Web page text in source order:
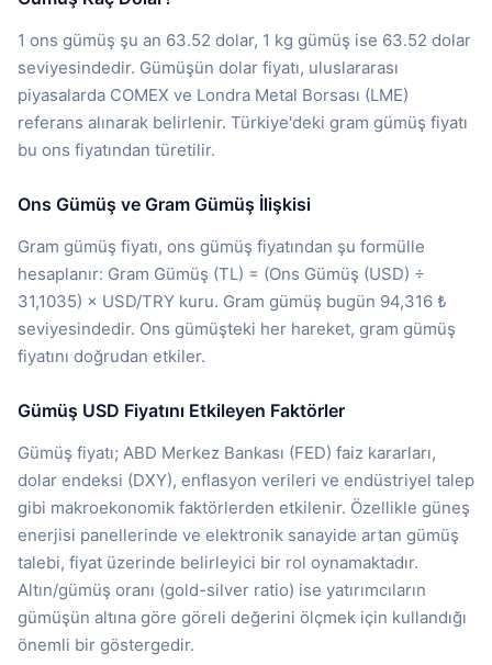
1 ons gümüş şu an 63.52 dolar, 1 kg gümüş ise 63.52 dolar
seviyesindedir. Gümüşün dolar fiyatı, uluslararası
piyasalarda COMEX ve Londra Metal Borsası (LME)
referans alınarak belirlenir. Türkiye'deki gram gümüş fiyatı
bu ons fiyatından türetilir.
Ons Gümüş ve Gram Gümüş İlişkisi
Gram gümüş fiyatı, ons gümüş fiyatından şu formülle
hesaplanır: Gram Gümüş (TL) = (Ons Gümüş (USD) ÷
31,1035) × USD/TRY kuru. Gram gümüş bugün 94,316 ₺
seviyesindedir. Ons gümüşteki her hareket, gram gümüş
fiyatını doğrudan etkiler.
Gümüş USD Fiyatını Etkileyen Faktörler
Gümüş fiyatı; ABD Merkez Bankası (FED) faiz kararları,
dolar endeksi (DXY), enflasyon verileri ve endüstriyel talep
gibi makroekonomik faktörlerden etkilenir. Özellikle güneş
enerjisi panellerinde ve elektronik sanayide artan gümüş
talebi, fiyat üzerinde belirleyici bir rol oynamaktadır.
Altın/gümüş oranı (gold-silver ratio) ise yatırımcıların
gümüşün altına göre göreli değerini ölçmek için kullandığı
önemli bir göstergedir.